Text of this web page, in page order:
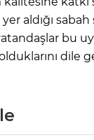
aldığı
bu
dile